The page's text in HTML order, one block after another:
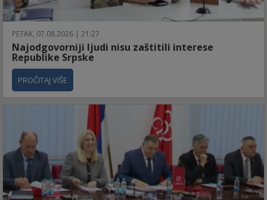
PETAK, 07.08.2026 | 21:27
Najodgovorniji ljudi nisu zaštitili interese
Republike Srpske
PROČITAJ VIŠE